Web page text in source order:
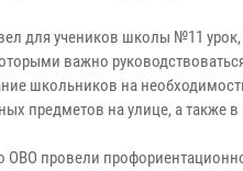
для учеников школы №11
важно
школьников на
предметов на улице, а также
ОВО провели